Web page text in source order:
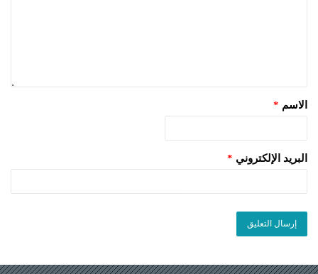
الاسم *
البريد الإلكتروني *